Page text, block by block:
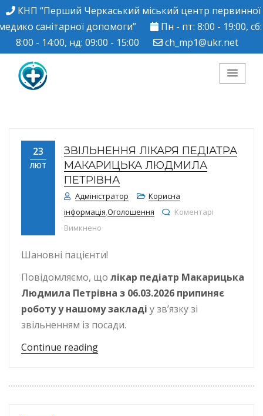
КНП “Перший Черкаський міський центр первинної
санітарної допомоги”
Пн - пт: 8:00 - 19:00, сб:
8:00 - 14:00, нд: 09:00 - 15:00
ch_mp1@ukr.net
Черкаський міський
центр ПМСД"
23
ЛЮТ
ЗВІЛЬНЕННЯ ЛІКАРЯ ПЕДІАТРА
МАКАРИЦЬКА ЛЮДМИЛА
ПЕТРІВНА
Адміністратор
Корисна
інформація,Оголошення
Коментарі
Вимкнено
Шановні пацієнти!
Повідомляємо, що лікар педіатр Макарицька
Людмила Петрівна з 06.03.2026 припиняє
роботу у нашому закладі у зв’язку зі
звільненням із посади.
Continue reading“Звільнення лікаря педіатра